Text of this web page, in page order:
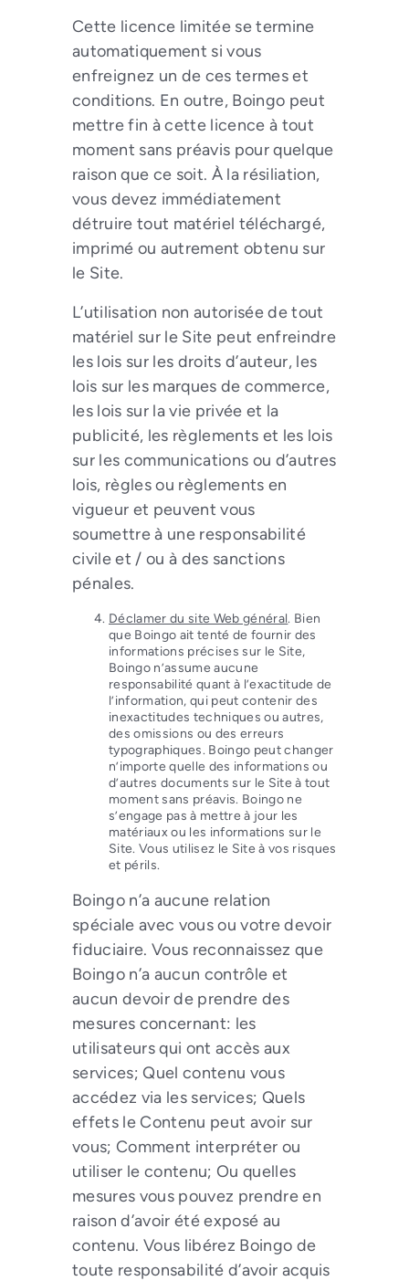
Cette licence limitée se termine
automatiquement si vous
enfreignez un de ces termes et
conditions. En outre, Boingo peut
mettre fin à cette licence à tout
moment sans préavis pour quelque
raison que ce soit. À la résiliation,
vous devez immédiatement
détruire tout matériel téléchargé,
imprimé ou autrement obtenu sur
le Site.
L’utilisation non autorisée de tout
matériel sur le Site peut enfreindre
les lois sur les droits d’auteur, les
lois sur les marques de commerce,
les lois sur la vie privée et la
publicité, les règlements et les lois
sur les communications ou d’autres
lois, règles ou règlements en
vigueur et peuvent vous
soumettre à une responsabilité
civile et / ou à des sanctions
pénales.
Déclamer du site Web général. Bien
que Boingo ait tenté de fournir des
informations précises sur le Site,
Boingo n’assume aucune
responsabilité quant à l’exactitude de
l’information, qui peut contenir des
inexactitudes techniques ou autres,
des omissions ou des erreurs
typographiques. Boingo peut changer
n’importe quelle des informations ou
d’autres documents sur le Site à tout
moment sans préavis. Boingo ne
s’engage pas à mettre à jour les
matériaux ou les informations sur le
Site. Vous utilisez le Site à vos risques
et périls.
Boingo n’a aucune relation
spéciale avec vous ou votre devoir
fiduciaire. Vous reconnaissez que
Boingo n’a aucun contrôle et
aucun devoir de prendre des
mesures concernant: les
utilisateurs qui ont accès aux
services; Quel contenu vous
accédez via les services; Quels
effets le Contenu peut avoir sur
vous; Comment interpréter ou
utiliser le contenu; Ou quelles
mesures vous pouvez prendre en
raison d’avoir été exposé au
contenu. Vous libérez Boingo de
toute responsabilité d’avoir acquis